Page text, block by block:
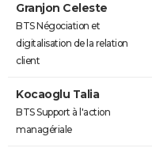
Granjon Celeste
BTS Négociation et
digitalisation de la relation
client
Kocaoglu Talia
BTS Support à l'action
managériale